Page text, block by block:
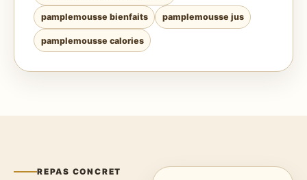
pamplemousse bienfaits pamplemousse jus
pamplemousse calories
REPAS CONCRET